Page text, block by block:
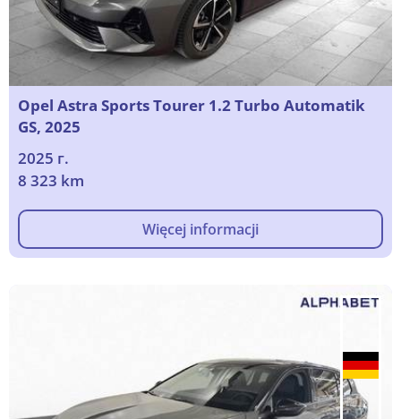
Opel Astra Sports Tourer 1.2 Turbo Automatik
GS, 2025
2025 г.
8 323 km
Więcej informacji